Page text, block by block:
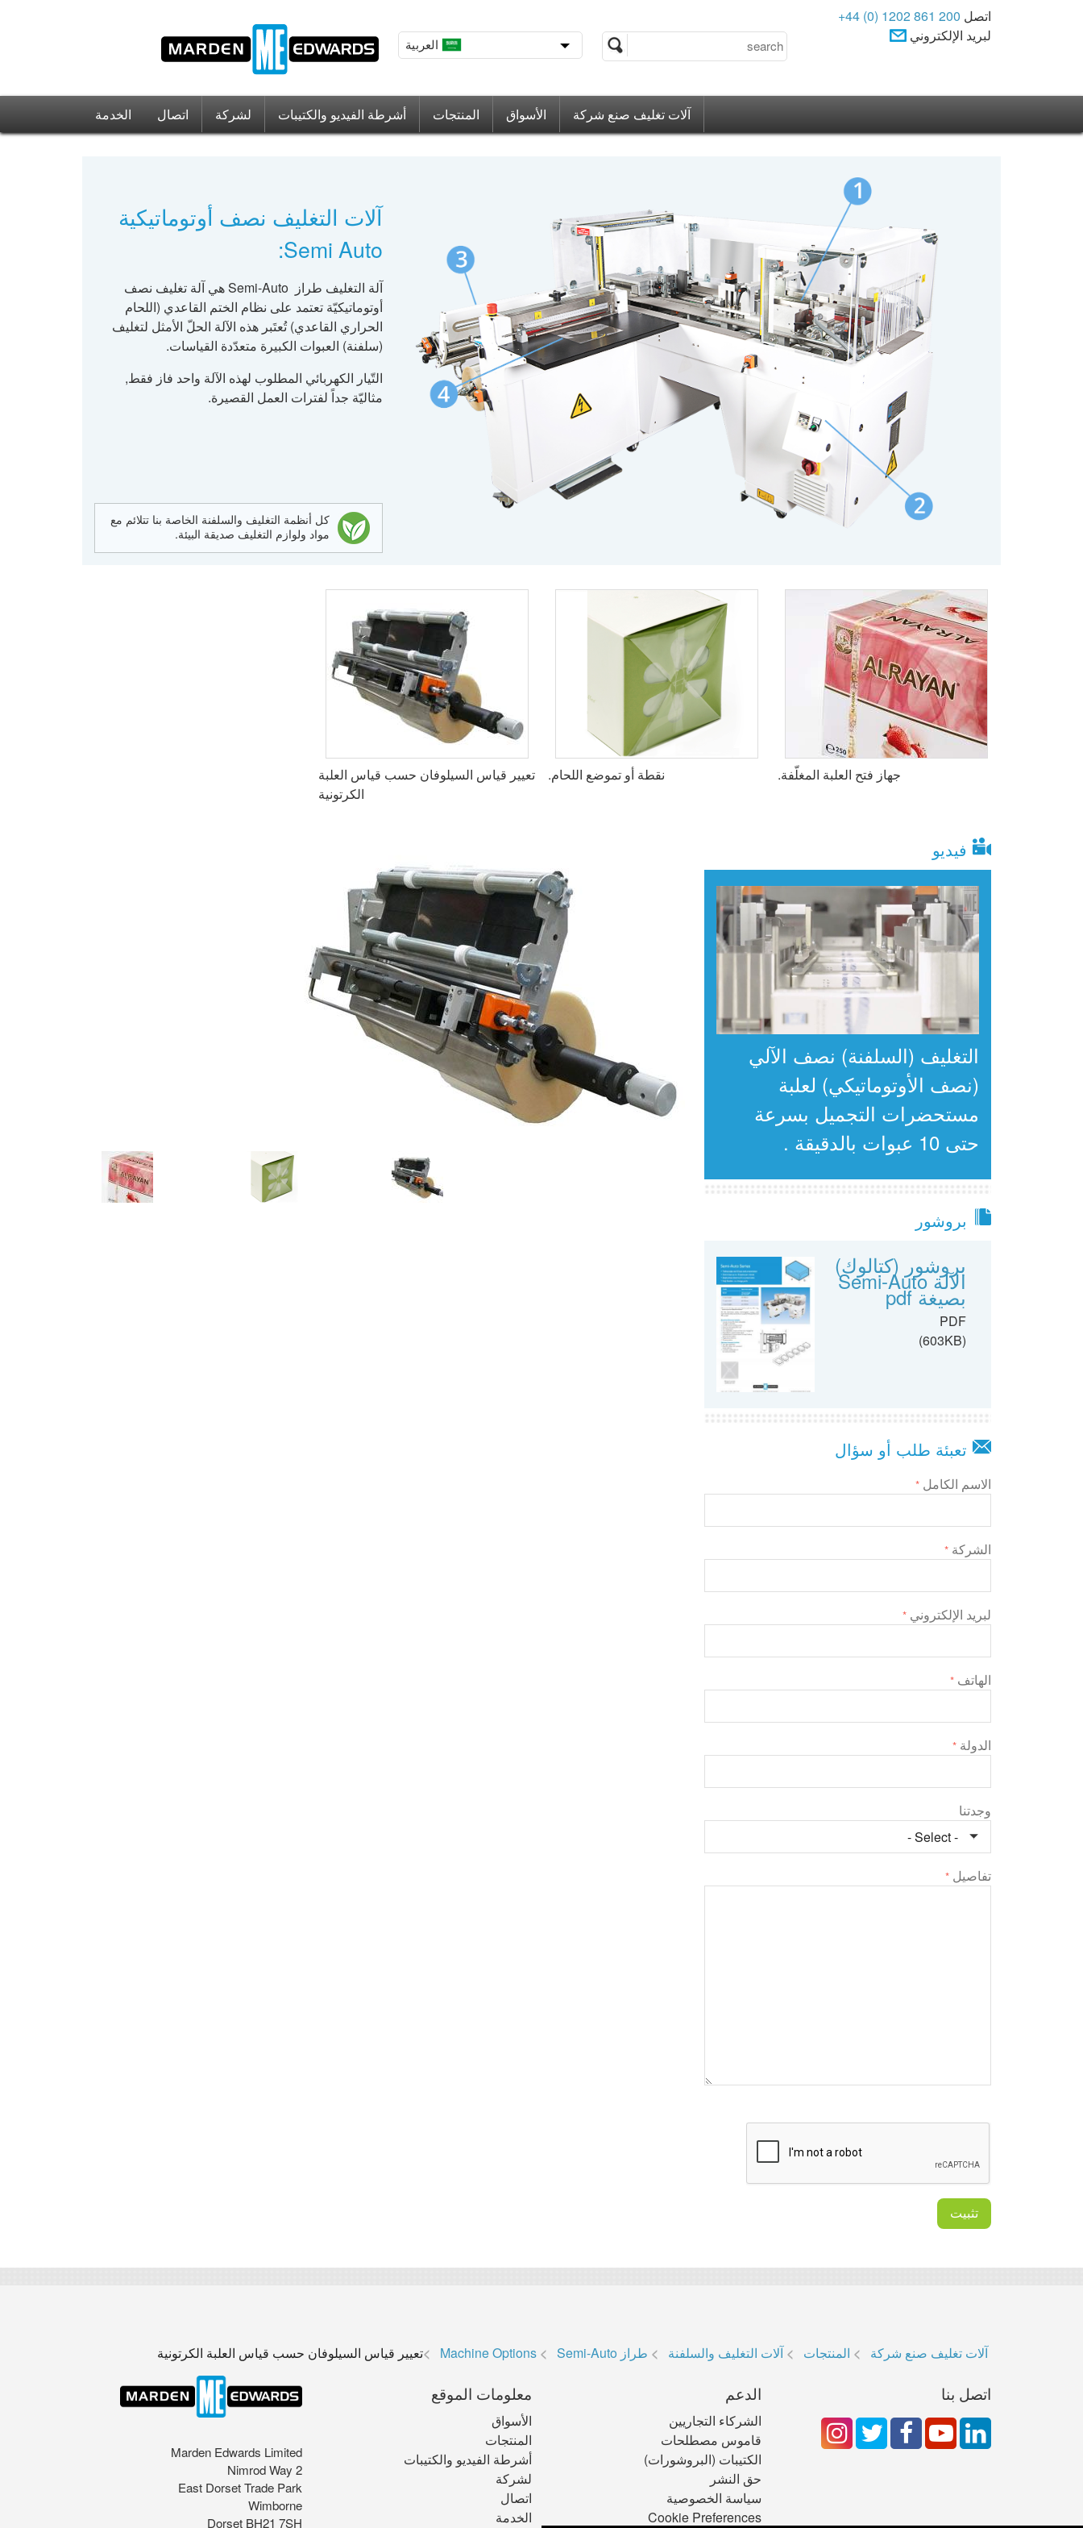
العربية
اتصل +44 (0) 1202 861 200
لبريد الإلكتروني
آلات تغليف صنع شركة الأسواق المنتجات أشرطة الفيديو والكتيبات لشركة اتصال الخدمة
آلات التغليف نصف أوتوماتيكية
Semi Auto:
آلة التغليف طراز Semi-Auto هي آلة تغليف نصف
أوتوماتيكيّة تعتمد على نظام الختم القاعدي (اللحام
الحراري القاعدي) تُعتَبر هذه الآلة الحلّ الأمثل لتغليف
(سلفنة) العبوات الكبيرة متعدّدة القياسات.
التّيار الكهربائي المطلوب لهذه الآلة واحد فاز فقط,
مثاليّة جداً لفترات العمل القصيرة.
كل أنظمة التغليف والسلفنة الخاصة بنا تتلائم مع
مواد ولوازم التغليف صديقة البيئة.
جهاز فتح العلبة المغلّفة. نقطة أو تموضع اللحام.
تعيير قياس السيلوفان حسب قياس العلبة
الكرتونية
فيديو
التغليف (السلفنة) نصف الآلي
(نصف الأوتوماتيكي) لعلبة
مستحضرات التجميل بسرعة
حتى 10 عبوات بالدقيقة .
بروشور
بروشور (كتالوك)
الآلة Semi-Auto
بصيغة pdf
PDF
(603KB)
تعبئة طلب أو سؤال
الاسم الكامل *
الشركة *
لبريد الإلكتروني *
الهاتف *
الدولة *
وجدتنا
تفاصيل *
آلات تغليف صنع شركة المنتجات آلات التغليف والسلفنة طراز Semi-Auto Machine Options تعيير قياس السيلوفان حسب قياس العلبة الكرتونية
Marden Edwards Limited
2 Nimrod Way
East Dorset Trade Park
Wimborne
Dorset BH21 7SH
معلومات الموقع
الأسواق
المنتجات
أشرطة الفيديو والكتيبات
لشركة
اتصال
الخدمة
الدعم
الشركاء التجاريين
قاموس مصطلحات
الكتيبات (البروشورات)
حق النشر
سياسة الخصوصية
Cookie Preferences
اتصل بنا